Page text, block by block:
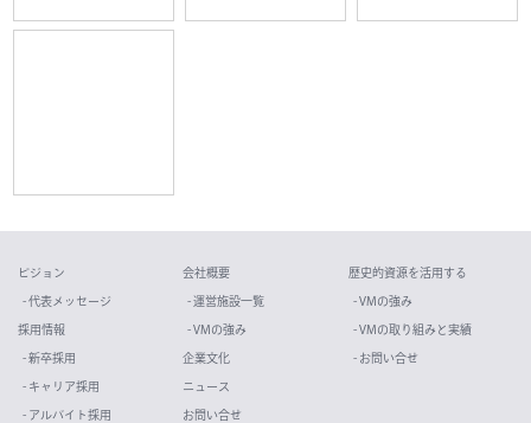
ビジョン
- 代表メッセージ
採用情報
- 新卒採用
- キャリア採用
- アルバイト採用
会社概要
- 運営施設一覧
- VMの強み
企業文化
ニュース
お問い合せ
歴史的資源を活用する
- VMの強み
- VMの取り組みと実績
- お問い合せ